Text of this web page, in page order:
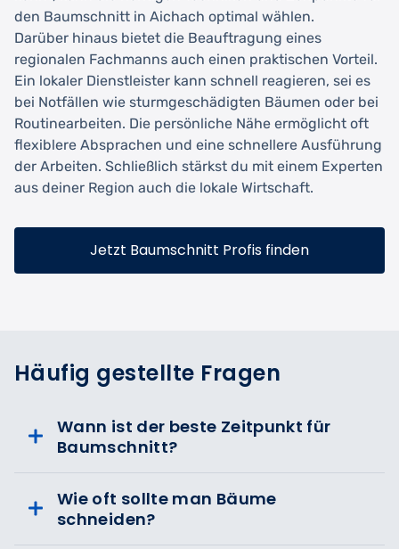
den Baumschnitt in Aichach optimal wählen.
Darüber hinaus bietet die Beauftragung eines
regionalen Fachmanns auch einen praktischen Vorteil.
Ein lokaler Dienstleister kann schnell reagieren, sei es
bei Notfällen wie sturmgeschädigten Bäumen oder bei
Routinearbeiten. Die persönliche Nähe ermöglicht oft
flexiblere Absprachen und eine schnellere Ausführung
der Arbeiten. Schließlich stärkst du mit einem Experten
aus deiner Region auch die lokale Wirtschaft.
Jetzt Baumschnitt Profis finden
Häufig gestellte Fragen
Wann ist der beste Zeitpunkt für
Baumschnitt?
Wie oft sollte man Bäume
schneiden?